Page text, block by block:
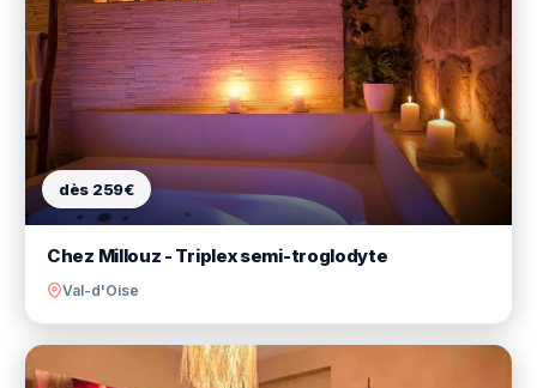
dès 259€
Chez Millouz - Triplex semi-troglodyte
Val-d'Oise